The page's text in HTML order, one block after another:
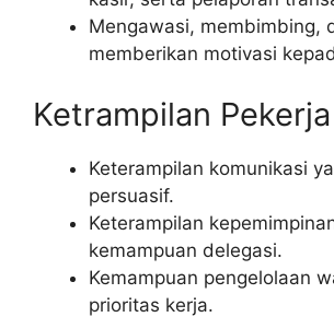
Mengawasi, membimbing,
memberikan motivasi
Ketrampilan Pekerja
Keterampilan komunikasi
persuasif.
Keterampilan
kemampuan delegasi.
Kemampuan pengelolaan
prioritas kerja.